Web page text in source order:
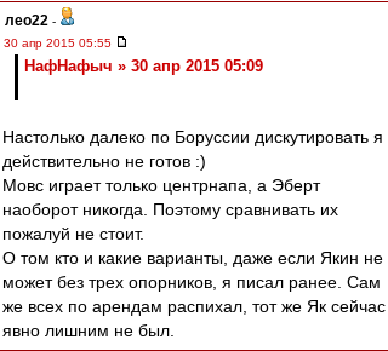
лео22 -
30 апр 2015 05:55
НафНафыч » 30 апр 2015 05:09
Настолько далеко по Боруссии дискутировать я
действительно не готов :)
Мовс играет только центрнапа, а Эберт
наоборот никогда. Поэтому сравнивать их
пожалуй не стоит.
О том кто и какие варианты, даже если Якин не
может без трех опорников, я писал ранее. Сам
же всех по арендам распихал, тот же Як сейчас
явно лишним не был.